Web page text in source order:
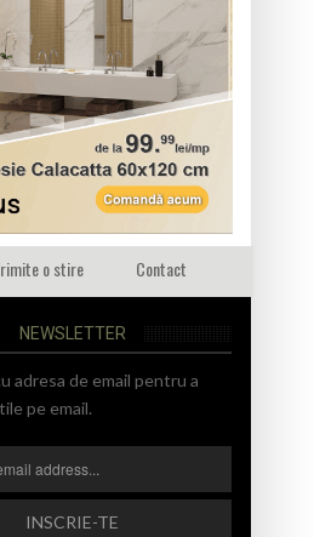
o stire Contact
NEWSLETTER
adresa de email pentru a
pe email.